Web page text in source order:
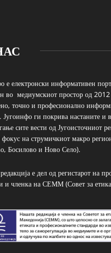
е електронски информативен
во медиумскиот простор од
точно и професионално
Југоинфо ги покрива настаните и
сите вести од Југоисточниот
фокус на струмичкиот макро
Босилово и Ново Село).
е дел од регистарот на
и членка на СЕММ (Совет за